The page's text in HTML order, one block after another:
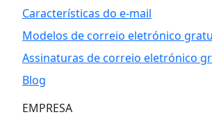
Características do e-mail
Modelos de correio eletrónico
Assinaturas de correio eletrónico
Blog
EMPRESA